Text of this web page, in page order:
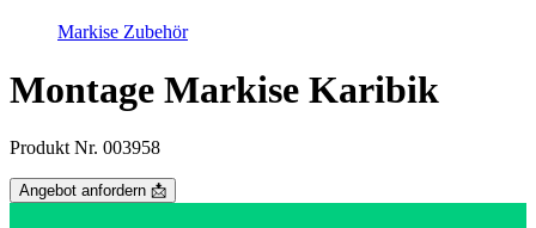
Markise Zubehör
Montage Markise Karibik
Produkt Nr. 003958
Angebot anfordern 📩